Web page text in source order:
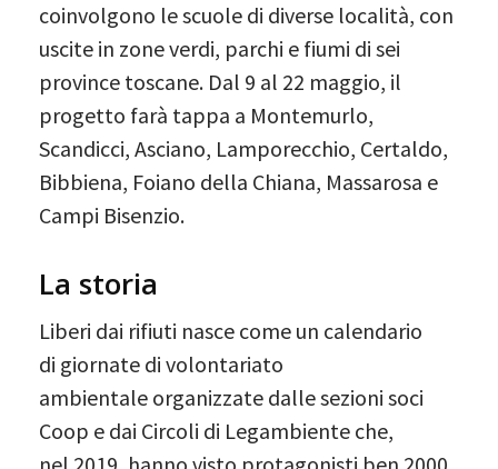
coinvolgono le scuole di diverse località, con
uscite in zone verdi, parchi e fiumi di sei
province toscane. Dal 9 al 22 maggio, il
progetto farà tappa a Montemurlo,
Scandicci, Asciano, Lamporecchio, Certaldo,
Bibbiena, Foiano della Chiana, Massarosa e
Campi Bisenzio.
La storia
Liberi dai rifiuti nasce come un calendario
di giornate di volontariato
ambientale organizzate dalle sezioni soci
Coop e dai Circoli di Legambiente che,